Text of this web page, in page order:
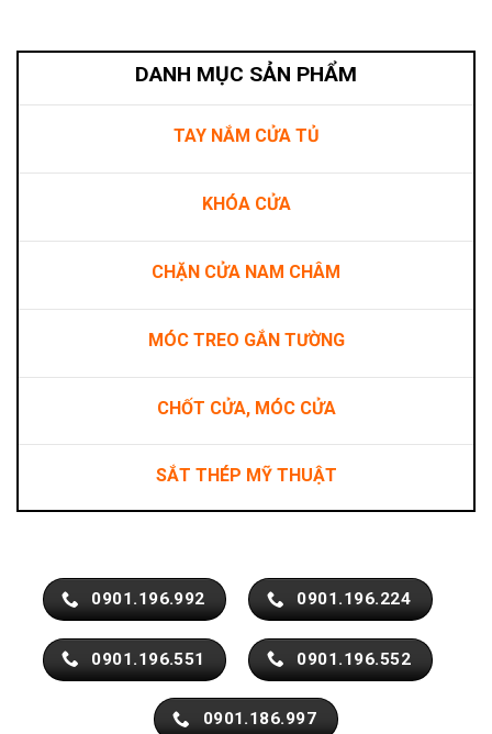
DANH MỤC SẢN PHẨM
TAY NẮM CỬA TỦ
KHÓA CỬA
CHẶN CỬA NAM CHÂM
MÓC TREO GẮN TƯỜNG
CHỐT CỬA, MÓC CỬA
SẮT THÉP MỸ THUẬT
0901.196.992 0901.196.224
0901.196.551 0901.196.552
0901.186.997